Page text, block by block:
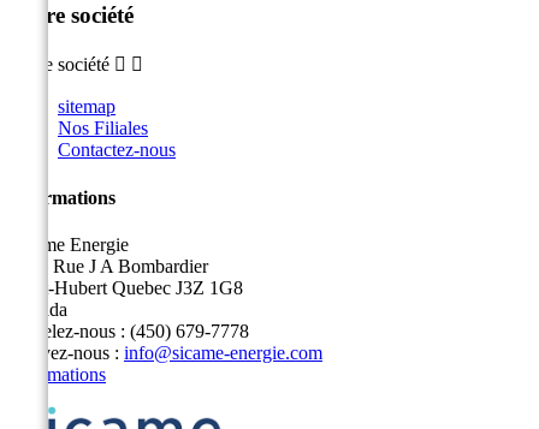
Notre société
Notre société  
sitemap
Nos Filiales
Contactez-nous
Informations
Sicame Energie
5400 Rue J A Bombardier
Saint-Hubert Quebec J3Z 1G8
Canada
Appelez-nous : (450) 679-7778
Écrivez-nous : info@sicame-energie.com
Informations